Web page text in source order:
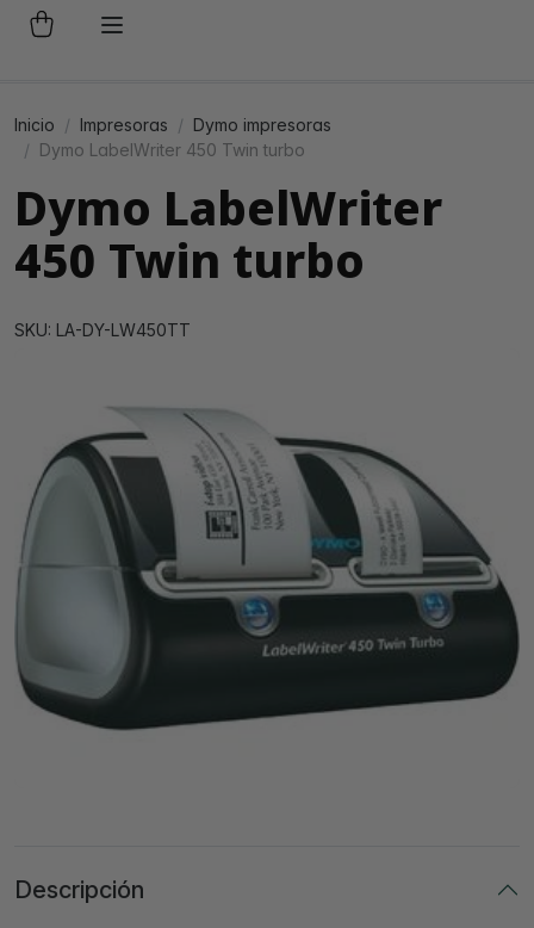
Inicio Impresoras
Dymo impresoras
Dymo LabelWriter 450 Twin turbo
Dymo LabelWriter
450 Twin turbo
SKU: LA-DY-LW450TT
Descripción